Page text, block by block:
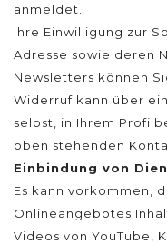
anmeldet.
Ihre Einwilligung zur
Adresse sowie deren
Newsletters können
Widerruf kann über
selbst, in Ihrem
oben stehenden
Einbindung von
Es kann vorkommen,
Onlineangebotes
Videos von YouTube,